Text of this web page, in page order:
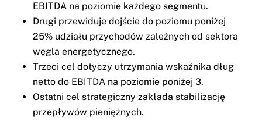
EBITDA na poziomie każdego segmentu.
Drugi przewiduje dojście do poziomu poniżej
25% udziału przychodów zależnych od sektora
węgla energetycznego.
Trzeci cel dotyczy utrzymania wskaźnika dług
netto do EBITDA na poziomie poniżej 3.
Ostatni cel strategiczny zakłada stabilizację
przepływów pieniężnych.